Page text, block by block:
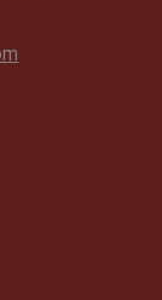
con identity